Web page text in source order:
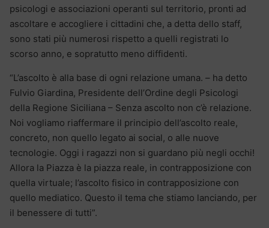
psicologi e associazioni operanti sul territorio, pronti ad
ascoltare e accogliere i cittadini che, a detta dello staff,
sono stati più numerosi rispetto a quelli registrati lo
scorso anno, e sopratutto meno diffidenti.
“L’ascolto è alla base di ogni relazione umana. – ha detto
Fulvio Giardina, Presidente dell’Ordine degli Psicologi
della Regione Siciliana – Senza ascolto non c’è relazione.
Noi vogliamo riaffermare il principio dell’ascolto reale,
concreto, non quello legato ai social, o alle nuove
tecnologie. Oggi i ragazzi non si guardano più negli occhi!
Allora la Piazza è la piazza reale, in contrapposizione con
quella virtuale; l’ascolto fisico in contrapposizione con
quello mediatico. Questo il tema che stiamo lanciando, per
il benessere di tutti”.